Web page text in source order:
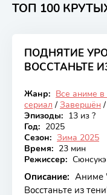
ТОП 100
ПОДНЯТИЕ
ВОССТАНЬТЕ
Жанр: Все аниме в
сериал / Завершён /
Эпизоды: 13 из ?
Год: 2025
Сезон: Зима 2025
Время: 23 мин
Режиссер:
Описание: Аниме
Восстаньте из